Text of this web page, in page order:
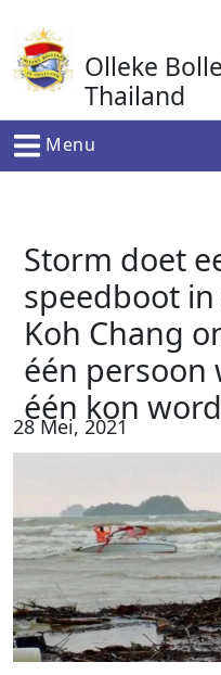
naar
de
inhoud
Olleke
Thailand
In Thailand
Menu
Storm doet
speedboot
Koh Chang
één persoon
één kon
28 Mei, 2021